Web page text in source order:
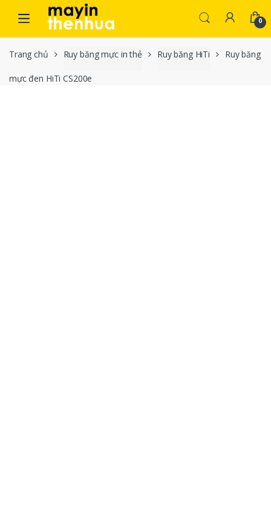
Skip to navigation
Skip to content
0
Trang chủ Ruy băng mực in thẻ Ruy băng HiTi Ruy băng
mực đen HiTi CS200e